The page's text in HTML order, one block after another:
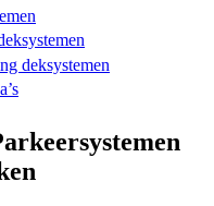
deksystemen